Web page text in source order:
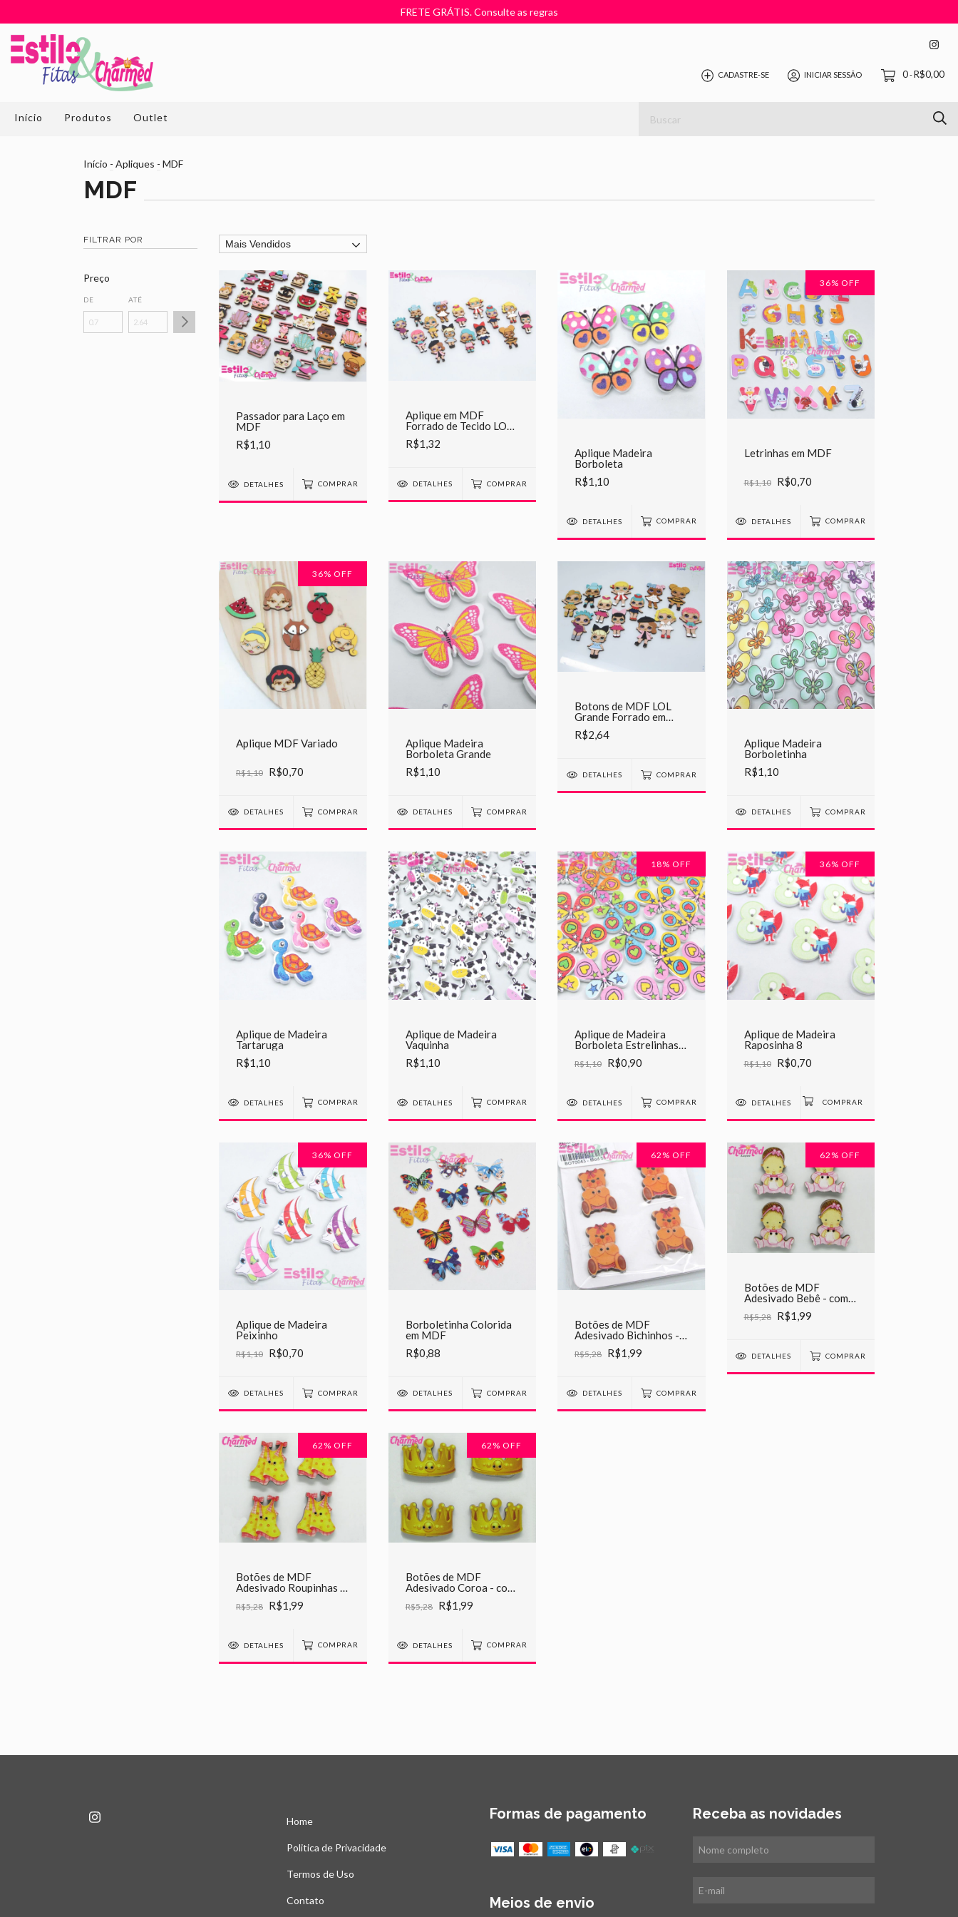
FRETE GRÁTIS. Consulte as regras
CADASTRE-SE INICIAR SESSÃO 0-R$0,00
Início Produtos Outlet
Início - Apliques - MDF
MDF
FILTRAR POR
Preço
DE ATÉ
Passador para Laço em
MDF
R$1,10
DETALHES COMPRAR
Aplique em MDF
Forrado de Tecido LOL
Pequena
R$1,32
DETALHES COMPRAR
Aplique Madeira
Borboleta
R$1,10
DETALHES COMPRAR
36% OFF
Letrinhas em MDF
R$1,10 R$0,70
DETALHES COMPRAR
36% OFF
Aplique MDF Variado
R$1,10 R$0,70
DETALHES COMPRAR
Aplique Madeira
Borboleta Grande
R$1,10
DETALHES COMPRAR
Botons de MDF LOL
Grande Forrado em
Tecido
R$2,64
DETALHES COMPRAR
Aplique Madeira
Borboletinha
R$1,10
DETALHES COMPRAR
Aplique de Madeira
Tartaruga
R$1,10
DETALHES COMPRAR
Aplique de Madeira
Vaquinha
R$1,10
DETALHES COMPRAR
18% OFF
Aplique de Madeira
Borboleta Estrelinhas e
Corações
R$1,10 R$0,90
DETALHES COMPRAR
36% OFF
Aplique de Madeira
Raposinha 8
R$1,10 R$0,70
DETALHES
36% OFF
Aplique de Madeira
Peixinho
R$1,10 R$0,70
DETALHES COMPRAR
Borboletinha Colorida
em MDF
R$0,88
DETALHES COMPRAR
62 % OFF
Botões de MDF
Adesivado Bichinhos -
com 4 Unidades
R$5,28 R$1,99
DETALHES COMPRAR
62 % OFF
Botões de MDF
Adesivado Bebê - com 4
Unidades
R$5,28 R$1,99
DETALHES COMPRAR
62 % OFF
Botões de MDF
Adesivado Roupinhas -
com 4 Unidades
R$5,28 R$1,99
DETALHES COMPRAR
62 % OFF
Botões de MDF
Adesivado Coroa - com
4 Unidades
R$5,28 R$1,99
DETALHES COMPRAR
Home
Politica de Privacidade
Termos de Uso
Contato
Formas de pagamento
Meios de envio
Receba as novidades